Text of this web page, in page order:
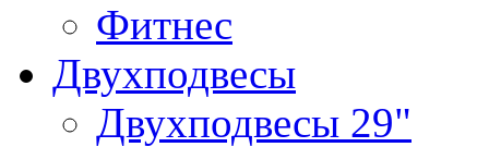
Фитнес
Двухподвесы
Двухподвесы 29"